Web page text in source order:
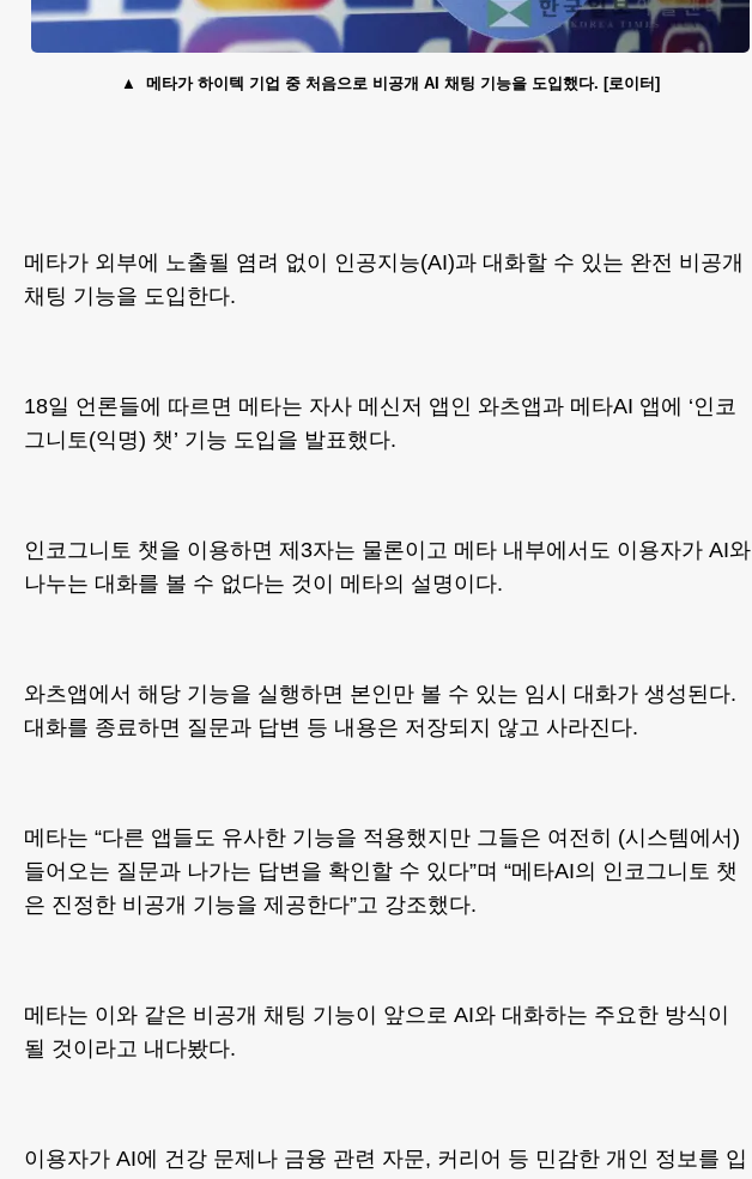
메타가 하이텍 기업 중 처음으로 비공개 AI 채팅 기능을 도입했다. [로이터]
메타가 외부에 노출될 염려 없이 인공지능(AI)과 대화할 수 있는 완전 비공개
채팅 기능을 도입한다.
18일 언론들에 따르면 메타는 자사 메신저 앱인 와츠앱과 메타AI 앱에 ‘인코
그니토(익명) 챗’ 기능 도입을 발표했다.
인코그니토 챗을 이용하면 제3자는 물론이고 메타 내부에서도 이용자가 AI와
나누는 대화를 볼 수 없다는 것이 메타의 설명이다.
와츠앱에서 해당 기능을 실행하면 본인만 볼 수 있는 임시 대화가 생성된다.
대화를 종료하면 질문과 답변 등 내용은 저장되지 않고 사라진다.
메타는 “다른 앱들도 유사한 기능을 적용했지만 그들은 여전히 (시스템에서)
들어오는 질문과 나가는 답변을 확인할 수 있다”며 “메타AI의 인코그니토 챗
은 진정한 비공개 기능을 제공한다”고 강조했다.
메타는 이와 같은 비공개 채팅 기능이 앞으로 AI와 대화하는 주요한 방식이
될 것이라고 내다봤다.
이용자가 AI에 건강 문제나 금융 관련 자문, 커리어 등 민감한 개인 정보를 입